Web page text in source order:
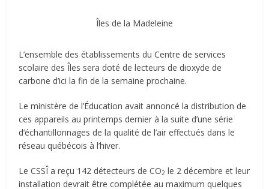
Îles de la Madeleine
L’ensemble des établissements du Centre de services
scolaire des Îles sera doté de lecteurs de dioxyde de
carbone d’ici la fin de la semaine prochaine.
Le ministère de l’Éducation avait annoncé la distribution de
ces appareils au printemps dernier à la suite d’une série
d’échantillonnages de la qualité de l’air effectués dans le
réseau québécois à l’hiver.
Le CSSÎ a reçu 142 détecteurs de CO2 le 2 décembre et leur
installation devrait être complétée au maximum quelques